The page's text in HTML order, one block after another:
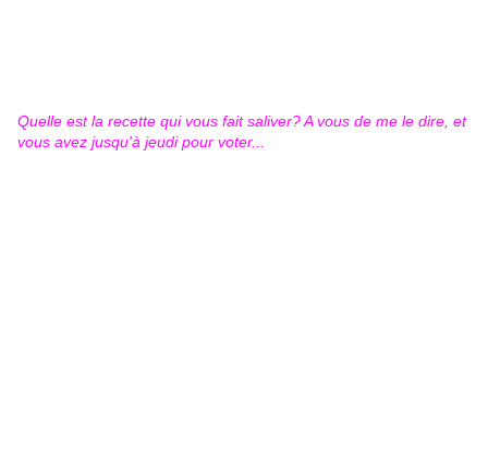
Quelle est la recette qui vous fait saliver? A vous de me le dire, et
vous avez jusqu'à jeudi pour voter...